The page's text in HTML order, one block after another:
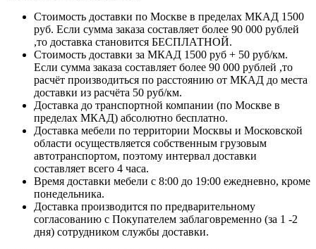
Стоимость доставки по Москве в пределах МКАД 1500
руб. Если сумма заказа составляет более 90 000 рублей
,то доставка становится БЕСПЛАТНОЙ.
Стоимость доставки за МКАД 1500 руб + 50 руб/км.
Если сумма заказа составляет более 90 000 рублей ,то
расчёт производиться по расстоянию от МКАД до места
доставки из расчёта 50 руб/км.
Доставка до транспортной компании (по Москве в
пределах МКАД) абсолютно бесплатно.
Доставка мебели по территории Москвы и Московской
области осуществляется собственным грузовым
автотранспортом, поэтому интервал доставки
составляет всего 4 часа.
Время доставки мебели с 8:00 до 19:00 ежедневно, кроме
понедельника.
Доставка производится по предварительному
согласованию с Покупателем заблаговременно (за 1 -2
дня) сотрудником службы доставки.